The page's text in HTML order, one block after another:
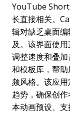
YouTube
长直接相关。
辑对缺乏桌面
及。该界面使用
调整速度和叠
和模板库，帮
频风格。该应
趋势，确保创
本动画预设、